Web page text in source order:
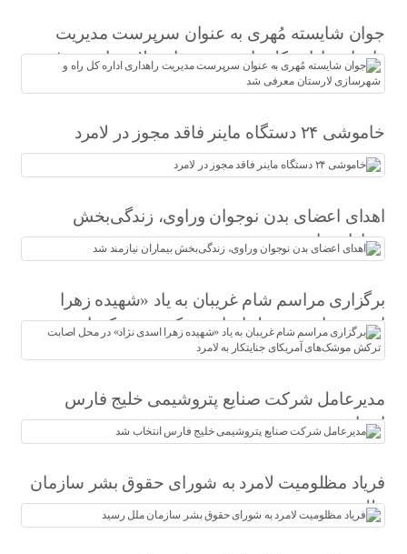
جوان شایسته مُهری به عنوان سرپرست مدیریت
راهداری اداره کل راه و شهرسازی لارستان معرفی
شد
خاموشی ۲۴ دستگاه ماینر فاقد مجوز در لامرد
اهدای اعضای بدن نوجوان وراوی، زندگی‌بخش
بیماران نیازمند شد
برگزاری مراسم شام غریبان به یاد «شهیده زهرا
اسدی نژاد» در محل اصابت ترکش موشک‌های
آمریکای جنایتکار به لامرد
مدیرعامل شرکت صنایع پتروشیمی خلیج فارس
انتخاب شد
فریاد مظلومیت لامرد به شورای حقوق بشر سازمان
ملل رسید